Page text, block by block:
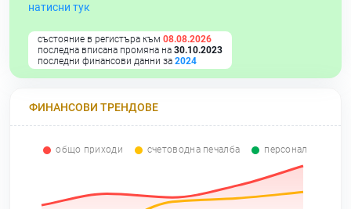
натисни тук
състояние в регистъра към 08.08.2026
последна вписана промяна на 30.10.2023
последни финансови данни за 2024
ФИНАНСОВИ ТРЕНДОВЕ
общо приходи счетоводна печалба персонал